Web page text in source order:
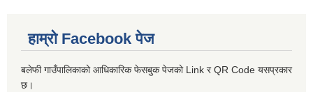
हाम्रो Facebook पेज
बलेफी गाउँपालिकाको आधिकारिक फेसबुक पेजको Link र QR Code यसप्रकार
छ।